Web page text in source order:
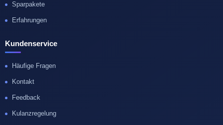
Sparpakete
Erfahrungen
Kundenservice
Häufige Fragen
Kontakt
Feedback
Kulanzregelung